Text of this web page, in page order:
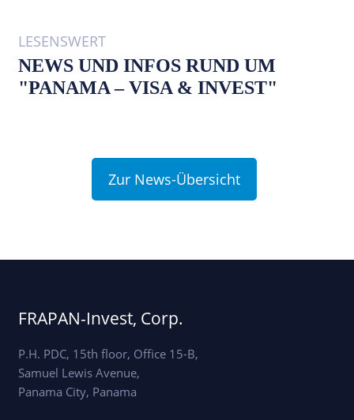
LESENSWERT
NEWS UND INFOS RUND UM
"PANAMA – VISA & INVEST"
Zur News-Übersicht
FRAPAN-Invest, Corp.
P.H. PDC, 15th floor, Office 15-B,
Samuel Lewis Avenue,
Panama City, Panama